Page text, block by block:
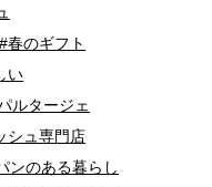
#春のギフト
い
ルタージェ
シュ専門店
ンのある暮らし